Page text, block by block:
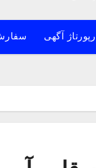
رپورتاژ آگهی